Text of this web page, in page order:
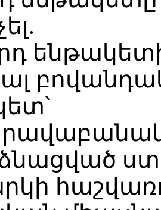
րդ